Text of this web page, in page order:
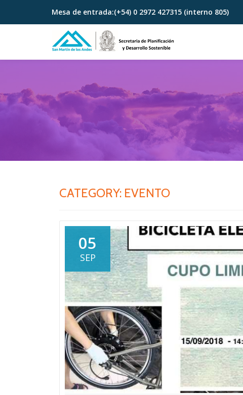
Skip
Mesa de entrada:(+54) 0 2972 427315 (interno 805)
CATEGORY: EVENTO
05
SEP